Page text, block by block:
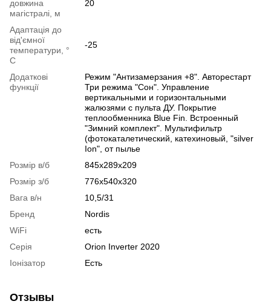
довжина
магістралі, м
20
Адаптація до
від'ємної
температури, °
C
-25
Додаткові
функції
Режим "Антизамерзания +8". Авторестарт
Три режима "Сон". Управление
вертикальными и горизонтальными
жалюзями с пульта ДУ. Покрытие
теплообменника Blue Fin. Встроенный
"Зимний комплект". Мультифильтр
(фотокаталетический, катехиновый, "silver
Ion", от пылье
Розмір в/б
845x289x209
Розмір з/б
776x540x320
Вага в/н
10,5/31
Бренд
Nordis
WiFi
есть
Серія
Orion Inverter 2020
Іонізатор
Есть
Отзывы